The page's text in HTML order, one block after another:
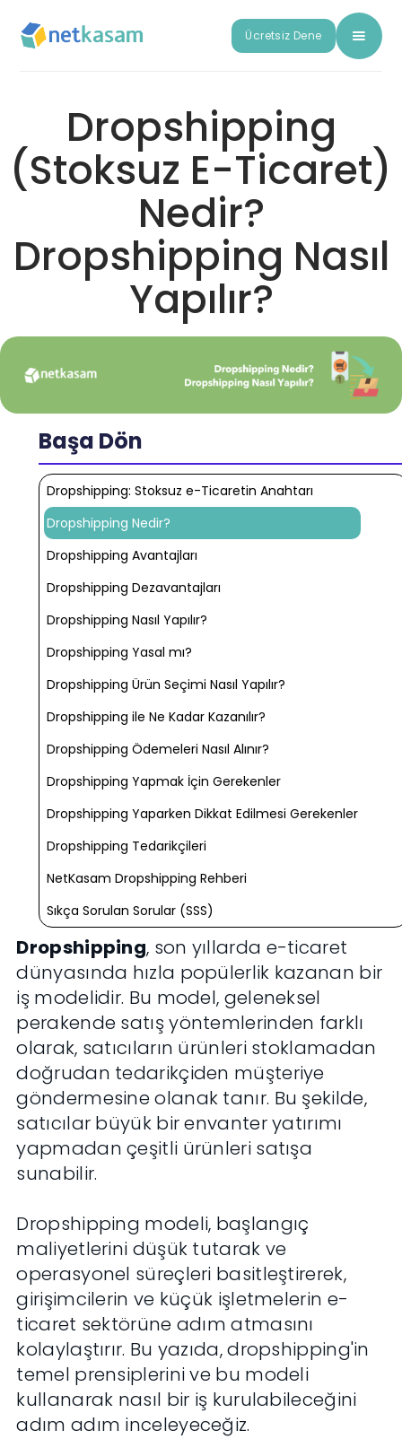
Ücretsiz Dene
Dropshipping
(Stoksuz E-Ticaret)
Nedir?
Dropshipping Nasıl
Yapılır?
Başa Dön
Dropshipping: Stoksuz e-Ticaretin Anahtarı
Dropshipping Nedir?
Dropshipping Avantajları
Dropshipping Dezavantajları
Dropshipping Nasıl Yapılır?
Dropshipping Yasal mı?
Dropshipping Ürün Seçimi Nasıl Yapılır?
Dropshipping ile Ne Kadar Kazanılır?
Dropshipping Ödemeleri Nasıl Alınır?
Dropshipping Yapmak İçin Gerekenler
Dropshipping Yaparken Dikkat Edilmesi Gerekenler
Dropshipping Tedarikçileri
NetKasam Dropshipping Rehberi
Sıkça Sorulan Sorular (SSS)
Dropshipping, son yıllarda e-ticaret
dünyasında hızla popülerlik kazanan bir
iş modelidir. Bu model, geleneksel
perakende satış yöntemlerinden farklı
olarak, satıcıların ürünleri stoklamadan
doğrudan tedarikçiden müşteriye
göndermesine olanak tanır. Bu şekilde,
satıcılar büyük bir envanter yatırımı
yapmadan çeşitli ürünleri satışa
sunabilir.
Dropshipping modeli, başlangıç
maliyetlerini düşük tutarak ve
operasyonel süreçleri basitleştirerek,
girişimcilerin ve küçük işletmelerin e-
ticaret sektörüne adım atmasını
kolaylaştırır. Bu yazıda, dropshipping'in
temel prensiplerini ve bu modeli
kullanarak nasıl bir iş kurulabileceğini
adım adım inceleyeceğiz.